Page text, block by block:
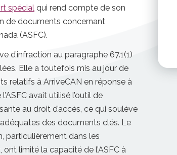
spécial qui rend compte de son
de documents concernant
(ASFC).
d’infraction au paragraphe 67.1(1)
Elle a toutefois mis au jour de
relatifs à ArriveCAN en réponse à
avait utilisé l’outil de
au droit d’accès, ce qui soulève
des documents clés. Le
particulièrement dans les
limité la capacité de l’ASFC à